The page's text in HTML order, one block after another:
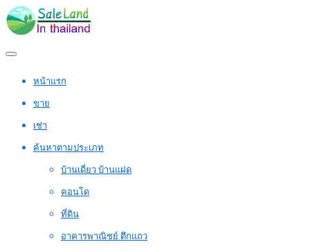
หน้าแรก
ขาย
เช่า
ค้นหาตามประเภท
บ้านเดี่ยว บ้านแฝด
คอนโด
ที่ดิน
อาคารพาณิชย์ ตึกแถว